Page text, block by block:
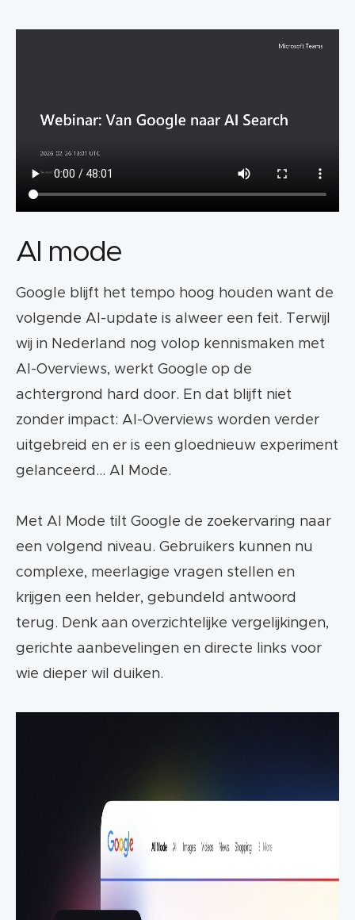
AI mode
Google blijft het tempo hoog houden want de
volgende AI-update is alweer een feit. Terwijl
wij in Nederland nog volop kennismaken met
AI-Overviews, werkt Google op de
achtergrond hard door. En dat blijft niet
zonder impact: AI-Overviews worden verder
uitgebreid en er is een gloednieuw experiment
gelanceerd… AI Mode.
Met AI Mode tilt Google de zoekervaring naar
een volgend niveau. Gebruikers kunnen nu
complexe, meerlagige vragen stellen en
krijgen een helder, gebundeld antwoord
terug. Denk aan overzichtelijke vergelijkingen,
gerichte aanbevelingen en directe links voor
wie dieper wil duiken.